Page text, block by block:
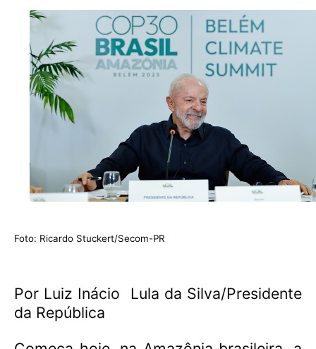
Foto: Ricardo Stuckert/Secom-PR
Por Luiz Inácio Lula da Silva/Presidente
da República